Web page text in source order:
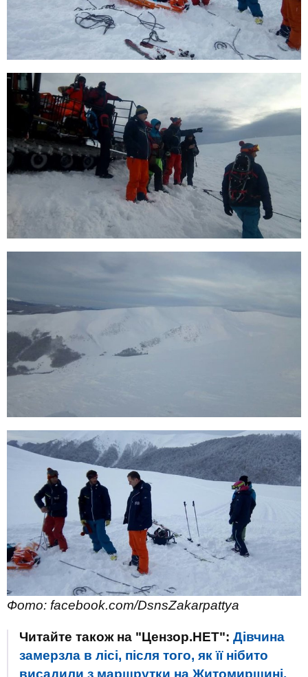
Фото: facebook.com/DsnsZakarpattya
Читайте також на "Цензор.НЕТ": Дівчина
замерзла в лісі, після того, як її нібито